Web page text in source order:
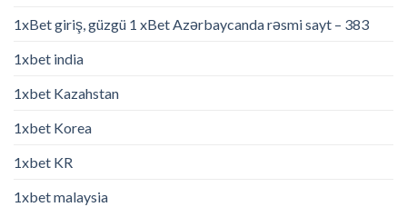
1xBet giriş, güzgü 1 xBet Azərbaycanda rəsmi sayt – 383
1xbet india
1xbet Kazahstan
1xbet Korea
1xbet KR
1xbet malaysia